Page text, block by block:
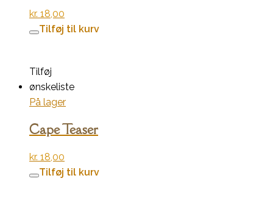
kr. 18,00
Tilføj til kurv
Tilføj
ønskeliste
På lager
Cape Teaser
kr. 18,00
Tilføj til kurv